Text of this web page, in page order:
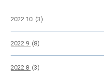
2022.10 (3)
2022.9 (8)
2022.8 (3)